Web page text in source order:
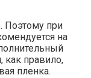
Поэтому при
на
как правило,
пленка.